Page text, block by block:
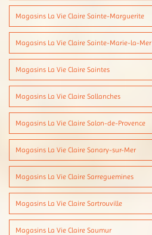
Magasins La Vie Claire Sainte-Marguerite
Magasins La Vie Claire Sainte-Marie-la-Mer
Magasins La Vie Claire Saintes
Magasins La Vie Claire Sallanches
Magasins La Vie Claire Salon-de-Provence
Magasins La Vie Claire Sanary-sur-Mer
Magasins La Vie Claire Sarreguemines
Magasins La Vie Claire Sartrouville
Magasins La Vie Claire Saumur